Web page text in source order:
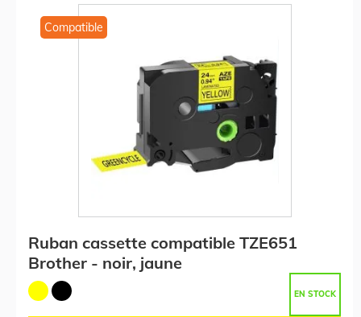
Compatible
Ruban cassette compatible TZE651
Brother - noir, jaune
EN STOCK